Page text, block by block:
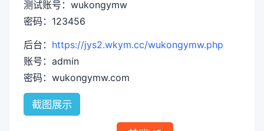
测试账号：wukongymw
密码：123456
后台： https://jys2.wkym.cc/wukongymw.php
账号：admin
密码：wukongymw.com
截图展示